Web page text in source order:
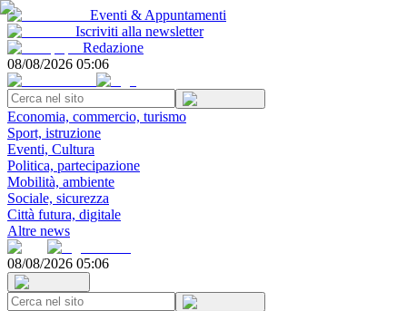
Eventi & Appuntamenti
Iscriviti alla newsletter
Redazione
08/08/2026 05:06
Economia, commercio, turismo
Sport, istruzione
Eventi, Cultura
Politica, partecipazione
Mobilità, ambiente
Sociale, sicurezza
Città futura, digitale
Altre news
08/08/2026 05:06